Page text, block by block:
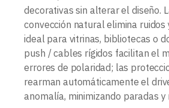
decorativas sin alterar el diseño.
convección natural elimina ruidos
ideal para vitrinas, bibliotecas o
push / cables rígidos facilitan el
errores de polaridad; las
rearman automáticamente el
anomalía, minimizando paradas